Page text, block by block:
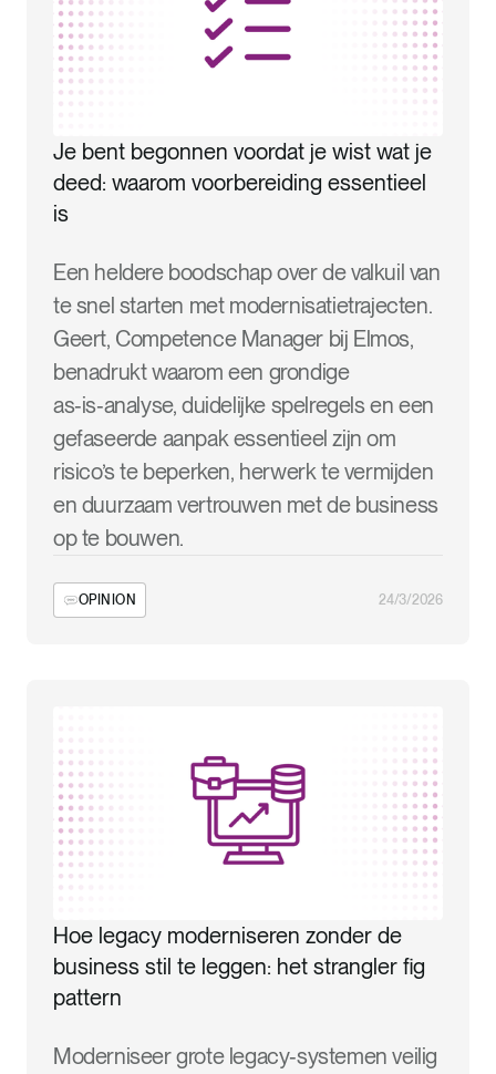
Je bent begonnen voordat je wist wat je
deed: waarom voorbereiding essentieel
is
Een heldere boodschap over de valkuil van
te snel starten met modernisatietrajecten.
Geert, Competence Manager bij Elmos,
benadrukt waarom een grondige
as‑is‑analyse, duidelijke spelregels en een
gefaseerde aanpak essentieel zijn om
risico’s te beperken, herwerk te vermijden
en duurzaam vertrouwen met de business
op te bouwen.
OPINION 24/3/2026
Hoe legacy moderniseren zonder de
business stil te leggen: het strangler fig
pattern
Moderniseer grote legacy‑systemen veilig